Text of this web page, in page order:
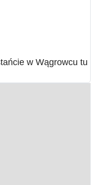
w Wągrowcu tu